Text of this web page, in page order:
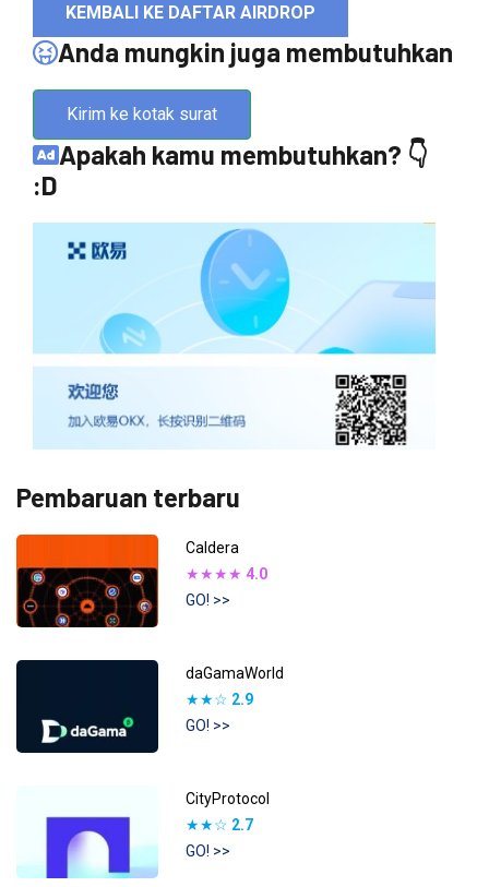
KEMBALI KE DAFTAR AIRDROP
Anda mungkin juga membutuhkan
Kirim ke kotak surat
Apakah kamu membutuhkan? 👇
:D
Pembaruan terbaru
Caldera
★★★★ 4.0
GO! >>
daGamaWorld
★★☆ 2.9
GO! >>
CityProtocol
★★☆ 2.7
GO! >>